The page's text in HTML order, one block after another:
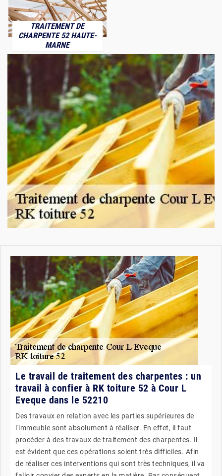
TRAITEMENT DE
CHARPENTE 52 HAUTE-
MARNE
Le travail de traitement des charpentes : un
travail à confier à RK toiture 52 à Cour L
Eveque dans le 52210
Des travaux en relation avec les parties supérieures de
l'immeuble sont absolument à réaliser. En effet, il faut
procéder à des travaux de traitement des charpentes. Il
est évident que ces opérations soient très difficiles. Afin
de réaliser ces interventions qui sont très techniques, il va